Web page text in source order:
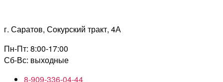
содержимому
г. Саратов, Сокурский тракт, 4А
Пн-Пт: 8:00-17:00
Сб-Вс: выходные
8-909-336-04-44